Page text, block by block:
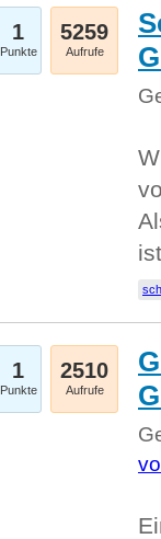
1
Punkte
5259
Aufrufe
1
Punkte
2510
Aufrufe